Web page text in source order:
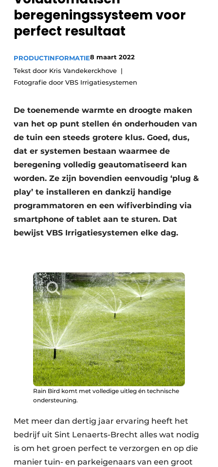
Privacy / Cookie statement
Vacature aanmelden
Video’s
beregeningssysteem voor
perfect resultaat
PRODUCTINFORMATIE8 maart 2022
Tekst door Kris Vandekerckhove
Fotografie door VBS Irrigatiesystemen
De toenemende warmte en droogte maken
van het op punt stellen én onderhouden van
de tuin een steeds grotere klus. Goed, dus,
dat er systemen bestaan waarmee de
beregening volledig geautomatiseerd kan
worden. Ze zijn bovendien eenvoudig ‘plug &
play’ te installeren en dankzij handige
programmatoren en een wifiverbinding via
smartphone of tablet aan te sturen. Dat
bewijst VBS Irrigatiesystemen elke dag.
Rain Bird komt met volledige uitleg én technische
ondersteuning.
Met meer dan dertig jaar ervaring heeft het
bedrijf uit Sint Lenaerts-Brecht alles wat nodig
is om het groen perfect te verzorgen en op die
manier tuin- en parkeigenaars van een groot